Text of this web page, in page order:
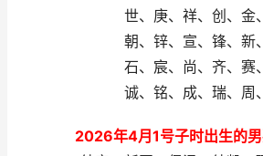
世、庚、祥、创、金
朝、锌、宣、锋、新
石、宸、尚、齐、赛
诚、铭、成、瑞、周
2026年4月1号子时出生的